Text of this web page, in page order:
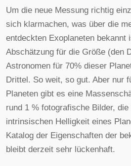
Um die neue Messung richtig
sich klarmachen, was über die
entdeckten Exoplaneten bekannt
Abschätzung für die Größe (den
Astronomen für 70% dieser
Drittel. So weit, so gut. Aber nur
Planeten gibt es eine
rund 1 % fotografische Bilder,
intrinsischen Helligkeit eines
Katalog der Eigenschaften der
bleibt derzeit sehr lückenhaft.